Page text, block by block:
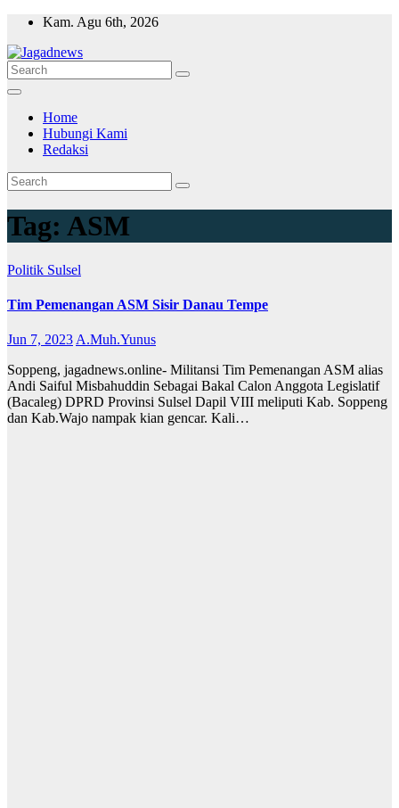
Skip
content
Kam. Agu 6th, 2026
Home
Hubungi Kami
Redaksi
Tag: ASM
Politik Sulsel
Tim Pemenangan ASM Sisir Danau Tempe
Jun 7, 2023A.Muh.Yunus
Soppeng, jagadnews.online- Militansi Tim Pemenangan ASM alias
Andi Saiful Misbahuddin Sebagai Bakal Calon Anggota Legislatif
(Bacaleg) DPRD Provinsi Sulsel Dapil VIII meliputi Kab. Soppeng
dan Kab.Wajo nampak kian gencar. Kali…